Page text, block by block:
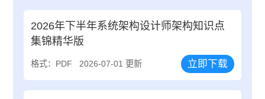
2026年下半年系统架构设计师架构知识点
集锦精华版
格式：PDF 2026-07-01 更新 立即下载